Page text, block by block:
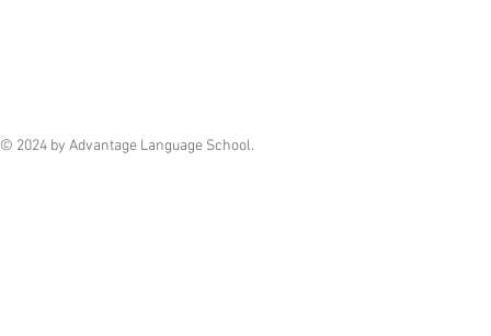
© 2024 by Advantage Language School.